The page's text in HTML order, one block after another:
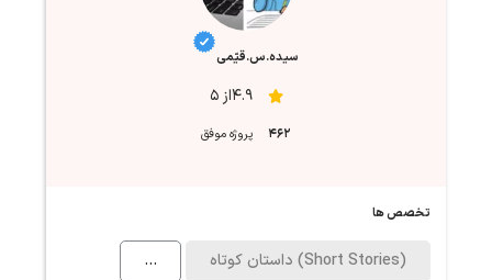
سیده.س.قیّمی
4.9از 5
462 پروژه موفق
تخصص ها
داستان کوتاه (Short Stories) ...